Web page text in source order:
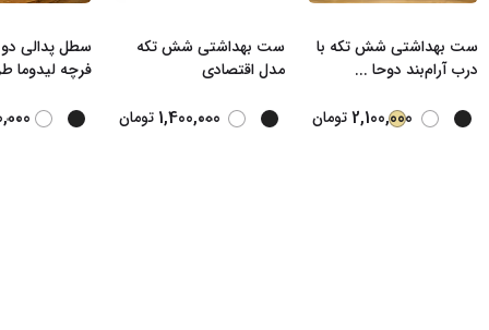
ست بهداشتی شش تکه با
درب آرام‌بند دوحا ...
2,100,000 تومان
ست بهداشتی شش تکه
مدل اقتصادی
...
1,400,000 تومان
سطل پدالی
فرچه
...